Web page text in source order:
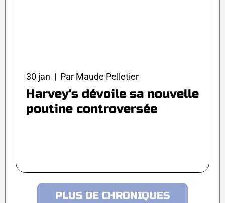
30 jan | Par Maude Pelletier
Harvey's dévoile sa nouvelle
poutine controversée
PLUS DE CHRONIQUES